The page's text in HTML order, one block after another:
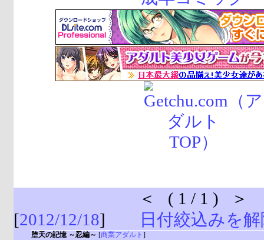
＜ ( 1 / 1 ) ＞
[2012/12/18] 日付絞込みを
堕天の記憶 ～忍編～ [商業アダルト ]